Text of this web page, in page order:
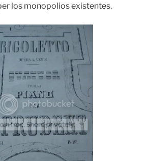
los monopolios existentes.